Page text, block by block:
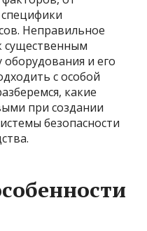
Неправильное
существенным
и его
с особой
какие
при создании
безопасности